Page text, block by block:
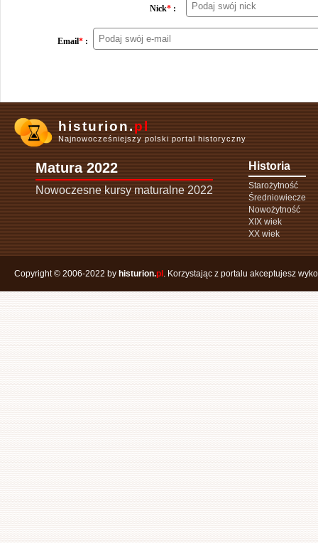
Nick* :
Email* :
histurion.pl
Najnowocześniejszy polski portal historyczny
Matura 2022
Nowoczesne kursy maturalne 2022
Historia
Starożytność
Średniowiecze
Nowożytność
XIX wiek
XX wiek
Copyright © 2006-2022 by histurion.pl . Korzystając z portalu akceptujesz